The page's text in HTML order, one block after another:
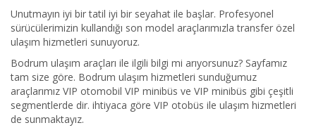
Unutmayın iyi bir tatil iyi bir seyahat ile başlar. Profesyonel
sürücülerimizin kullandığı son model araçlarımızla transfer özel
ulaşım hizmetleri sunuyoruz.
Bodrum ulaşım araçları ile ilgili bilgi mi arıyorsunuz? Sayfamız
tam size göre. Bodrum ulaşım hizmetleri sunduğumuz
araçlarımız VIP otomobil VIP minibüs ve VIP minibüs gibi çeşitli
segmentlerde dir. ihtiyaca göre VIP otobüs ile ulaşım hizmetleri
de sunmaktayız.